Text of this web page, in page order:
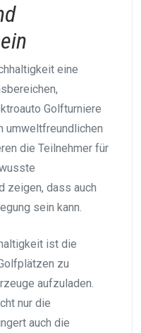
eine
Golfturniere
umweltfreundlichen
die Teilnehmer für
zeigen, dass auch
sein kann.
ist die
zu
aufzuladen.
nur die
auch die